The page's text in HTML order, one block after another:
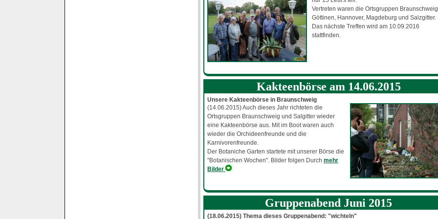
Vertreten waren die Ortsgruppen
Göttinen, Hannover, Magdeburg und Salzgitter.
Das nächste Treffen wird am 10.09.2016
stattfinden.
Kakteenbörse am 14.06.2015
Unsere Kakteenbörse in Braunschweig
(14.06.2015) Auch dieses Jahr richteten die
Ortsgruppen Braunschweig und Salgitter wieder
eine Kakteenbörse aus. Mit im Boot waren auch
wieder die Orchideenfreunde und die
Karnivorenfreunde.
Der Botaniche Garten startete mit unserer Börse die
"Botanischen Wochen". Bilder folgen Durchmehr
Bilder
Gruppenabend Juni 2015
(18.06.2015) Thema dieses Gruppenabend: "wichteln"